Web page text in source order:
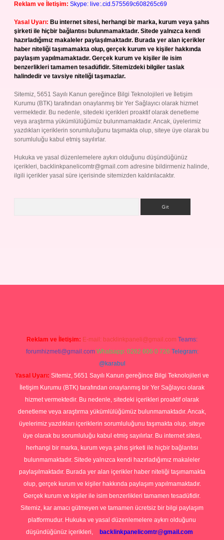
Reklam ve İletişim: Skype: live:.cid.575569c608265c69
Yasal Uyarı: Bu internet sitesi, herhangi bir marka, kurum veya şahıs
şirketi ile hiçbir bağlantısı bulunmamaktadır. Sitede yalnızca kendi
hazırladığımız makaleler paylaşılmaktadır. Burada yer alan içerikler
haber niteliği taşımamakta olup, gerçek kurum ve kişiler hakkında
paylaşım yapılmamaktadır. Gerçek kurum ve kişiler ile isim
benzerlikleri tamamen tesadüfidir. Sitemizdeki bilgiler taslak
halindedir ve tavsiye niteliği taşımazlar.
Sitemiz, 5651 Sayılı Kanun gereğince Bilgi Teknolojileri ve İletişim
Kurumu (BTK) tarafından onaylanmış bir Yer Sağlayıcı olarak hizmet
vermektedir. Bu nedenle, sitedeki içerikleri proaktif olarak denetleme
veya araştırma yükümlülüğümüz bulunmamaktadır. Ancak, üyelerimiz
yazdıkları içeriklerin sorumluluğunu taşımakta olup, siteye üye olarak bu
sorumluluğu kabul etmiş sayılırlar.
Hukuka ve yasal düzenlemelere aykırı olduğunu düşündüğünüz
içerikleri, backlinkpanelicomtr@gmail.com adresine bildirmeniz halinde,
ilgili içerikler yasal süre içerisinde sitemizden kaldırılacaktır.
Reklam ve İletişim: E-mail: backlinkpaneli@gmail.com Teams:
forumhizmeti@gmail.com Whatsapp: 0262 606 0 726 Telegram:
@karabul
Yasal Uyarı: Sitemiz, 5651 Sayılı Kanun gereğince Bilgi Teknolojileri ve
İletişim Kurumu (BTK) tarafından onaylanmış bir Yer Sağlayıcı olarak
hizmet vermektedir. Bu nedenle, sitedeki içerikleri proaktif olarak
denetleme veya araştırma yükümlülüğümüz bulunmamaktadır. Ancak,
üyelerimiz yazdıkları içeriklerin sorumluluğunu taşımakta olup, siteye
üye olarak bu sorumluluğu kabul etmiş sayılırlar. Bu internet sitesi,
herhangi bir marka, kurum veya şahıs şirketi ile hiçbir bağlantısı
bulunmamaktadır. Sitede yalnızca kendi hazırladığımız makaleler
paylaşılmaktadır. Burada yer alan içerikler haber niteliği taşımamakta
olup, gerçek kurum ve kişiler hakkında paylaşım yapılmamaktadır.
Gerçek kurum ve kişiler ile isim benzerlikleri tamamen tesadüfidir.
Sitemiz, kar amacı gütmeyen ve tamamen ücretsiz bir bilgi paylaşım
platformudur. Hukuka ve yasal düzenlemelere aykırı olduğunu
düşündüğünüz içerikleri,
backlinkpanelicomtr@gmail.com